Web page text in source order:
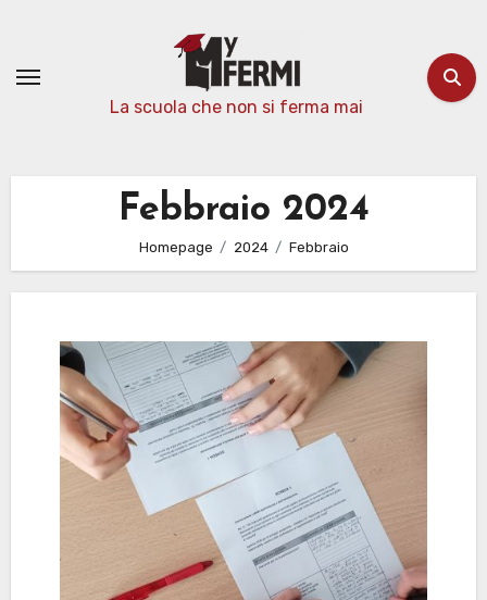
contenuto
La scuola che non si ferma mai
Febbraio 2024
Homepage 2024 Febbraio